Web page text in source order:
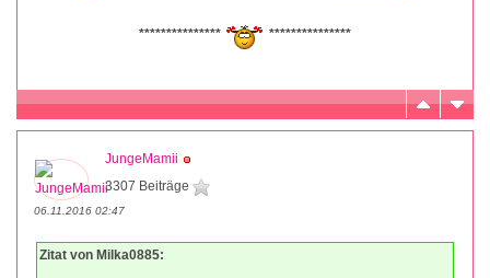
*************** ***************
JungeMamii
3307 Beiträge
06.11.2016 02:47
Zitat von Milka0885: